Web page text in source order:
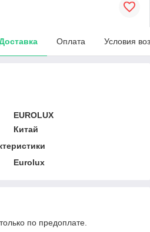
Оплата Условия
EUROLUX
Китай
Eurolux
по предоплате.